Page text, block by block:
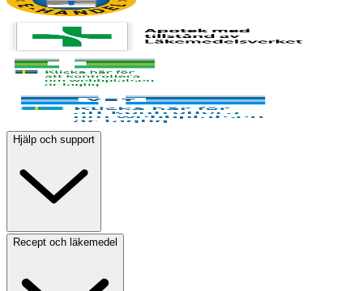
Hjälp och support
Recept och läkemedel